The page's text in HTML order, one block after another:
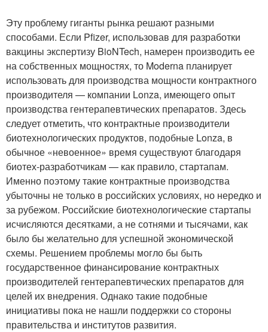
Эту проблему гиганты рынка решают разными
способами. Если Pfizer, использовав для разработки
вакцины экспертизу BioNTech, намерен производить ее
на собственных мощностях, то Moderna планирует
использовать для производства мощности контрактного
производителя — компании Lonza, имеющего опыт
производства гентерапевтических препаратов. Здесь
следует отметить, что контрактные производители
биотехнологических продуктов, подобные Lonza, в
обычное «невоенное» время существуют благодаря
биотех-разработчикам — как правило, стартапам.
Именно поэтому такие контрактные производства
убыточны не только в российских условиях, но нередко и
за рубежом. Российские биотехнологические стартапы
исчисляются десятками, а не сотнями и тысячами, как
было бы желательно для успешной экономической
схемы. Решением проблемы могло бы быть
государственное финансирование контрактных
производителей гентерапевтических препаратов для
целей их внедрения. Однако такие подобные
инициативы пока не нашли поддержки со стороны
правительства и институтов развития.